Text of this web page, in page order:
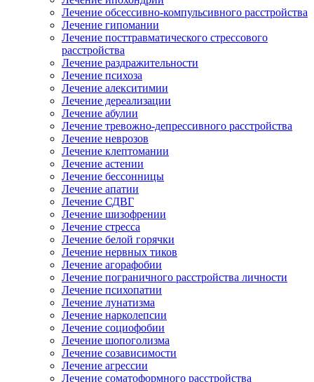
Лечение обсессивно-компульсивного расстройства
Лечение гипомании
Лечение посттравматического стрессового
расстройства
Лечение раздражительности
Лечение психоза
Лечение алекситимии
Лечение дереализации
Лечение абулии
Лечение тревожно-депрессивного расстройства
Лечение неврозов
Лечение клептомании
Лечение астении
Лечение бессонницы
Лечение апатии
Лечение СДВГ
Лечение шизофрении
Лечение стресса
Лечение белой горячки
Лечение нервных тиков
Лечение агорафобии
Лечение пограничного расстройства личности
Лечение психопатии
Лечение лунатизма
Лечение нарколепсии
Лечение социофобии
Лечение шопоголизма
Лечение созависимости
Лечение агрессии
Лечение соматоформного расстройства